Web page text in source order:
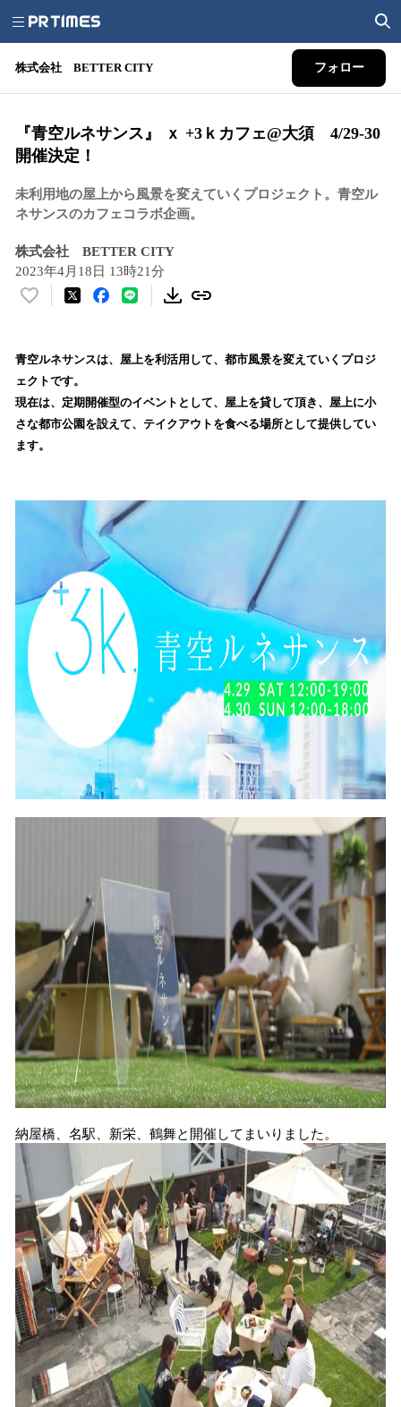
株式会社 BETTER CITY フォロー
『青空ルネサンス』 ｘ +3ｋカフェ@大須 4/29-30
開催決定！
未利用地の屋上から風景を変えていくプロジェクト。青空ル
ネサンスのカフェコラボ企画。
株式会社 BETTER CITY
2023年4月18日 13時21分
い
！
数
を
読
み
込
で
青空ルネサンスは、屋上を利活用して、都市風景を変えていくプロジ
ェクトです。
現在は、定期開催型のイベントとして、屋上を貸して頂き、屋上に小
さな都市公園を設えて、テイクアウトを食べる場所として提供してい
ます。
納屋橋、名駅、新栄、鶴舞と開催してまいりました。